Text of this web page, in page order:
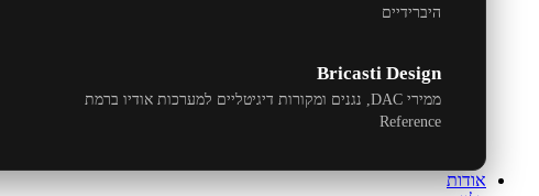
היברידיים
Bricasti Design
ממירי DAC, נגנים ומקורות דיגיטליים למערכות אודיו ברמת
Reference
אודות